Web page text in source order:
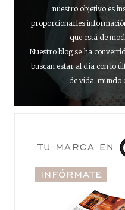
nuestro objetivo es
proporcionarles
que está de
Nuestro blog se ha
buscan estar al día con lo
de vida. mundo